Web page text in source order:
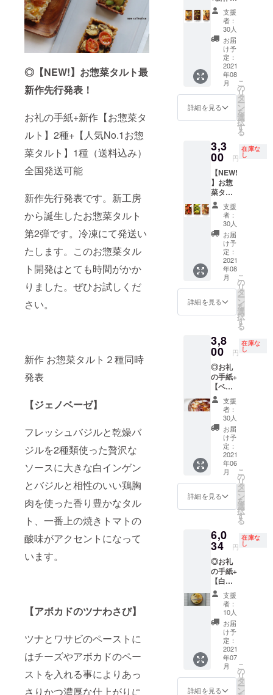
◎【NEW!】お惣菜タルト最
新作先行発表！
お礼の手紙+新作【お惣菜タ
ルト】2種+【人気No.1お惣
菜タルト】1種（送料込み）
全国発送可能
新作先行発表です。新工房
から誕生したお惣菜タルト
第2弾です。冷凍にて発送い
たします。このお惣菜タル
ト開発はとても時間がかか
りました。ぜひお試しくだ
さい。
新作 お惣菜タルト２種同時
発表
【ジェノベーゼ】
フレッシュバジルと乾燥バ
ジルを2種類使った贅沢な
ソースに大きな白インゲン
とバジルと相性のいい鶏胸
肉を使った香り豊かなタル
ト、一番上の焼きトマトの
酸味がアクセントになって
います。
【アボカドのツナわさび】
ツナとワサビのペーストに
はチーズやアボカドのペー
ストを入れる事によりあっ
さりかつ濃厚な仕上がりに
ガーゼ
のハン
カチに
包まれ
ていま
す。シ
ンプル
なパッ
ケージ
なので
ご自宅
で2次利
用して
くこと
もでき
ます。
マン
ベール
チーズ
を使
用、里
芋には
パセリ
を練り
込み苦
味と色
味を出
てカル
ダモン
入れま
した。
無花果
の甘
味、里
芋の食
感、3種
のチー
ズの旨
味が楽
しめる
タルト
【肉味
噌と南
は一度
オーブ
ンで焼
いてか
らペー
ストに
するこ
とで甘
みを凝
縮させ
まし
た。肉
味噌に
は日本
酒では
ルト生
地に合
ンを代
わりに
使い、
大葉や
ネギを
沢山使
うこと
であっ
さりと
召し上
がれる
よう仕
上げま
した。
ルトで
す。冷
凍にて
発送い
たしま
す。
【3種の
チーズ
と無花
果】 3
種の
ズ、
レッド
チェ
ダー
チー
ズ、カ
マン
ベール
チーズ
を使
用、里
芋には
パセリ
を練り
込み苦
味と色
味を出
てカル
ダモン
入れま
した。
無花果
の甘
味、里
芋の食
感、3種
のチー
ズの旨
味が楽
しめる
タルト
【肉味
噌と南
は一度
オーブ
ンで焼
いてか
らペー
ストに
するこ
とで甘
みを凝
縮させ
まし
た。肉
味噌に
は日本
酒では
【お惣
菜タル
ト】3種
（送料
込み）
全国発
送可能
おかげ
さまで
前回の
クラウ
ドファ
ンディ
て完成
した新
工房か
ら誕生
したお
惣菜タ
ルトで
す。冷
凍にて
発送い
たしま
す。
【3種の
チーズ
と無花
果】 3
種の
ズ、
レッド
チェ
ダー
チー
ズ、カ
マン
ベール
チーズ
を使
用、里
芋には
パセリ
を練り
込み苦
味と色
味を出
てカル
ダモン
入れま
した。
無花果
の甘
味、里
芋の食
感、3種
のチー
ズの旨
味が楽
しめる
タルト
【肉味
支援
者：
30人
お届
け予
定：
2021
年08
月
詳細を見る
こ
の
リ
タ
ー
ン
を
選
択
す
る
3,3
00 円
在庫な
し
【NEW!
】お惣
菜タル
ト最新
作先行
発表！
◎お礼
の手紙
+新作
【夏の
お惣菜
タル
ト】2種
+【人気
No.1お
惣菜タ
種（送
料込
み）全
国発送
可能 お
かげさ
まで前
回のク
ラウド
ファン
ディン
グにて
完成し
た新工
房から
誕生し
たお惣
凍にて
発送い
たしま
す。 ◎
新作 お
惣菜タ
ルト２
種同時
発表
【ジェ
ノベー
ゼ】 フ
レッ
シュバ
ジルと
乾燥バ
ジルを2
支援
者：
30人
お届
け予
定：
2021
年08
月
詳細を見る
こ
の
リ
タ
ー
ン
を
選
択
す
る
3,8
00 円
在庫な
し
◎お礼
の手紙+
【ベ
リーと
ルバー
ブの焼
きプリ
ン】ミ
ドルタ
ルト
（送料
込み）
全国発
送可能
4号サ
イズ
径12ｃ
ｍ×高さ
5ｃｍ）
をご提
供いた
しま
す。
ステッ
カー付
き ※
写真は
イメー
ジです
支援
者：
30人
お届
け予
定：
2021
年06
月
詳細を見る
こ
の
リ
タ
ー
ン
を
選
択
す
る
6,0
34 円
在庫な
し
◎お礼
の手紙+
【白ワ
インと
レモ
ン】4号
（送料
込み）
全国発
送可能
クレー
ムダマ
ンドに
敷いた
支援
者：
10人
お届
け予
定：
2021
年07
月
詳細を見る
こ
の
リ
タ
ー
ン